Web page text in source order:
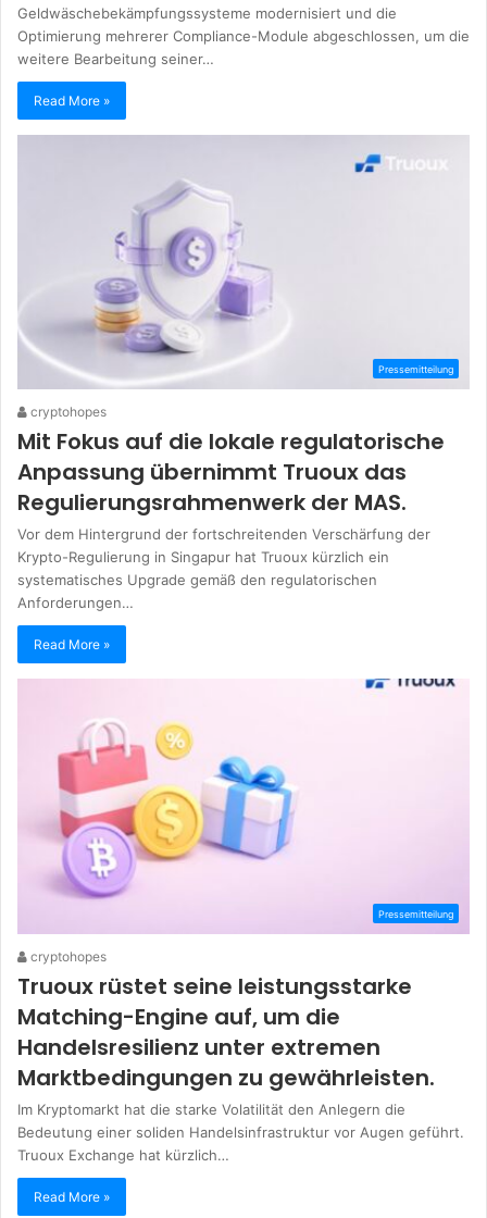
Geldwäschebekämpfungssysteme modernisiert und die
Optimierung mehrerer Compliance-Module abgeschlossen, um die
weitere Bearbeitung seiner…
Read More »
Pressemitteilung
cryptohopes
Mit Fokus auf die lokale regulatorische
Anpassung übernimmt Truoux das
Regulierungsrahmenwerk der MAS.
Vor dem Hintergrund der fortschreitenden Verschärfung der
Krypto-Regulierung in Singapur hat Truoux kürzlich ein
systematisches Upgrade gemäß den regulatorischen
Anforderungen…
Read More »
Pressemitteilung
cryptohopes
Truoux rüstet seine leistungsstarke
Matching-Engine auf, um die
Handelsresilienz unter extremen
Marktbedingungen zu gewährleisten.
Im Kryptomarkt hat die starke Volatilität den Anlegern die
Bedeutung einer soliden Handelsinfrastruktur vor Augen geführt.
Truoux Exchange hat kürzlich…
Read More »